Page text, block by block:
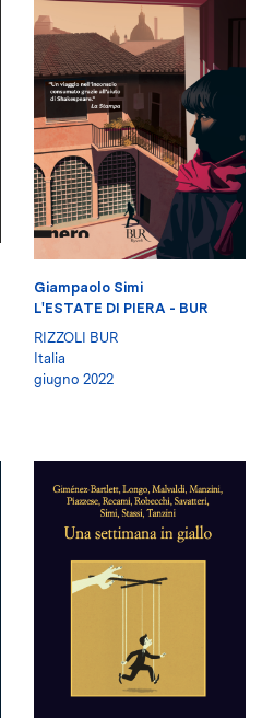
Giampaolo Simi
L'ESTATE DI PIERA - BUR
RIZZOLI BUR
Italia
giugno 2022